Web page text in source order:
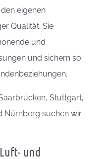
eigenen
Qualität. Sie
und
und sichern so
Stuttgart,
Nürnberg suchen wir
und